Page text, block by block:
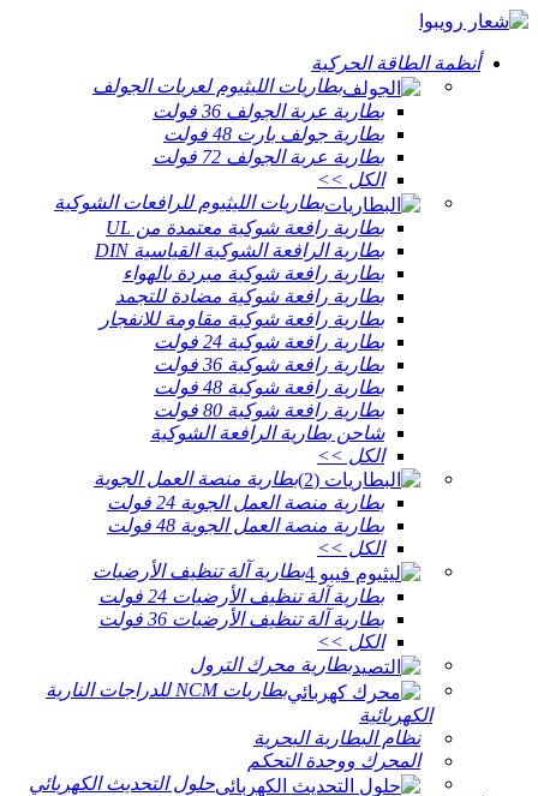
أنظمة الطاقة الحركية
بطاريات الليثيوم لعربات الجولف
بطارية عربة الجولف 36 فولت
بطارية جولف بارت 48 فولت
بطارية عربة الجولف 72 فولت
الكل >>
بطاريات الليثيوم للرافعات الشوكية
بطارية رافعة شوكية معتمدة من UL
بطارية الرافعة الشوكية القياسية DIN
بطارية رافعة شوكية مبردة بالهواء
بطارية رافعة شوكية مضادة للتجمد
بطارية رافعة شوكية مقاومة للانفجار
بطارية رافعة شوكية 24 فولت
بطارية رافعة شوكية 36 فولت
بطارية رافعة شوكية 48 فولت
بطارية رافعة شوكية 80 فولت
شاحن بطارية الرافعة الشوكية
الكل >>
بطارية منصة العمل الجوية
بطارية منصة العمل الجوية 24 فولت
بطارية منصة العمل الجوية 48 فولت
الكل >>
بطارية آلة تنظيف الأرضيات
بطارية آلة تنظيف الأرضيات 24 فولت
بطارية آلة تنظيف الأرضيات 36 فولت
الكل >>
بطارية محرك الترول
بطاريات NCM للدراجات النارية
الكهربائية
نظام البطارية البحرية
المحرك ووحدة التحكم
حلول التحديث الكهربائي